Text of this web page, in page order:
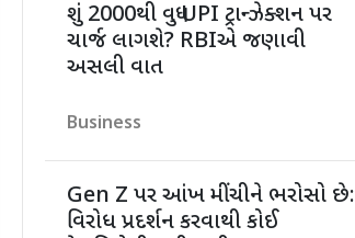
શું 2000થી વધુ UPI ટ્રાન્ઝેક્શન પર
ચાર્જ લાગશે? RBIએ જણાવી
અસલી વાત
Business
Gen Z પર આંખ મીંચીને ભરોસો છે:
વિરોધ પ્રદર્શન કરવાથી કોઈ